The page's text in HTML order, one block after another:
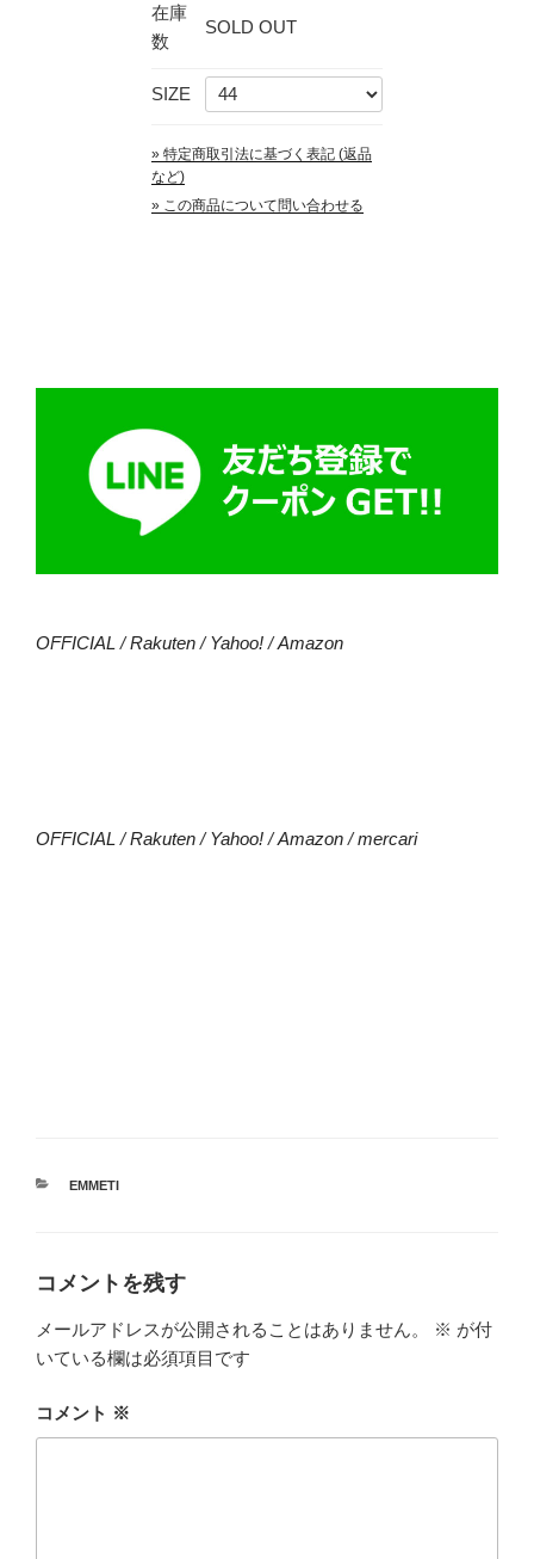
在庫
数
SOLD OUT
SIZE
» 特定商取引法に基づく表記 (返品
など)
» この商品について問い合わせる
OFFICIAL /Rakuten/Yahoo!/Amazon
OFFICIAL /Rakuten/Yahoo!/Amazon/mercari
カ
EMMETI
コメントを残す
メールアドレスが公開されることはありません。 ※ が付
いている欄は必須項目です
コメント ※